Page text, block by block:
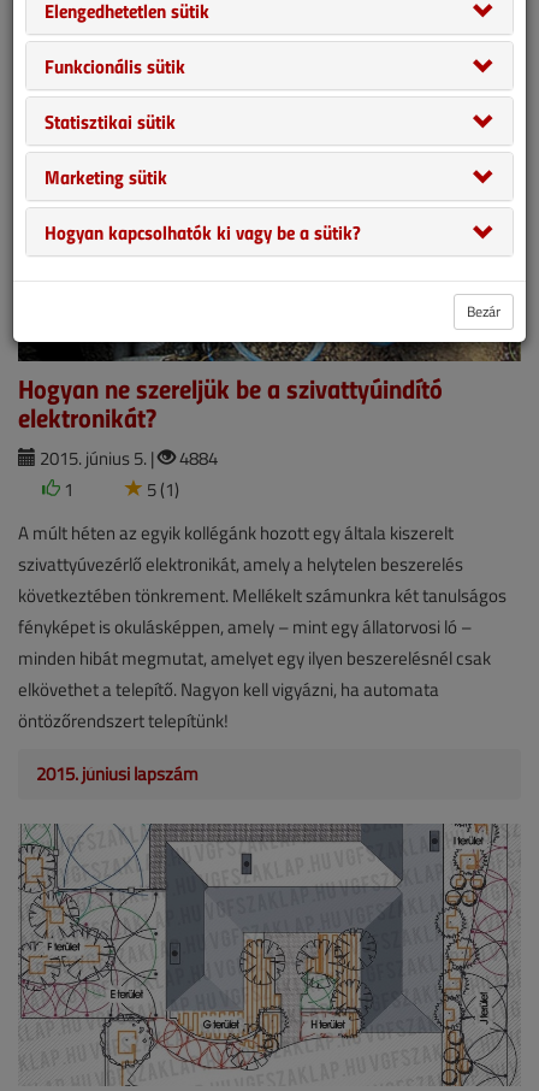
2015. július-augusztusi lapszám
Hogyan ne szereljük be a szivattyúindító
elektronikát?
2015. június 5. |
4884
1
5 (1)
A múlt héten az egyik kollégánk hozott egy általa kiszerelt
szivattyúvezérlő elektronikát, amely a helytelen beszerelés
következtében tönkrement. Mellékelt számunkra két tanulságos
fényképet is okulásképpen, amely – mint egy állatorvosi ló –
minden hibát megmutat, amelyet egy ilyen beszerelésnél csak
elkövethet a telepítő. Nagyon kell vigyázni, ha automata
öntözőrendszert telepítünk!
2015. júniusi lapszám
Elengedhetetlen sütik
Funkcionális sütik
Statisztikai sütik
Marketing sütik
Hogyan kapcsolhatók ki vagy be a sütik?
Bezár